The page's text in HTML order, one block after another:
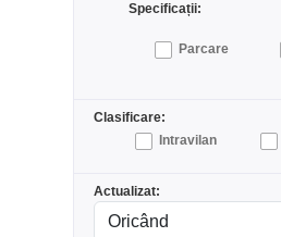
Specificații:
Parcare
Clasificare:
Intravilan
Actualizat: